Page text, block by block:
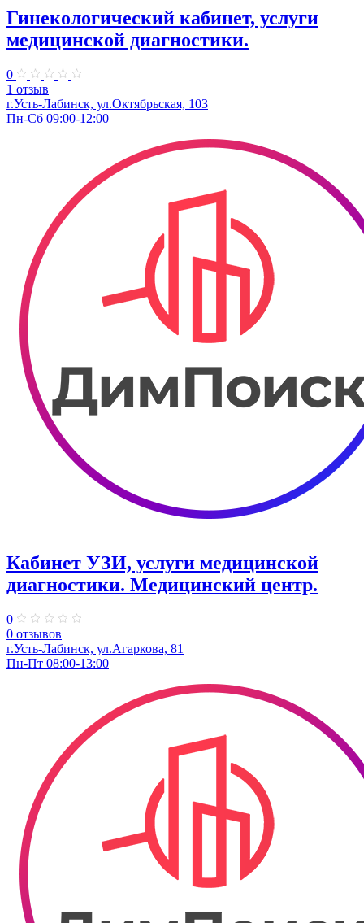
Гинекологический кабинет, услуги
медицинской диагностики.
0
1 отзыв
г.Усть-Лабинск, ул.Октябрьская, 103​
Пн-Сб 09:00-12:00
Кабинет УЗИ, услуги медицинской
диагностики. Медицинский центр.
0
0 отзывов
г.Усть-Лабинск, ул.Агаркова, 81
Пн-Пт 08:00-13:00